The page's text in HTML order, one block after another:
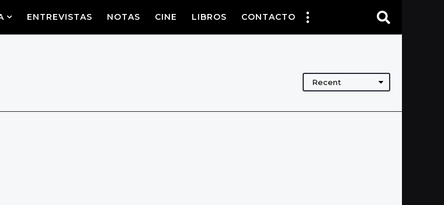
ENTREVISTAS NOTAS CINE LIBROS CONTACTO
Recent